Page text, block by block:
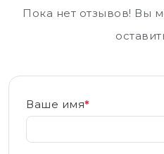
Пока нет отзывов! Вы
Ваше имя*